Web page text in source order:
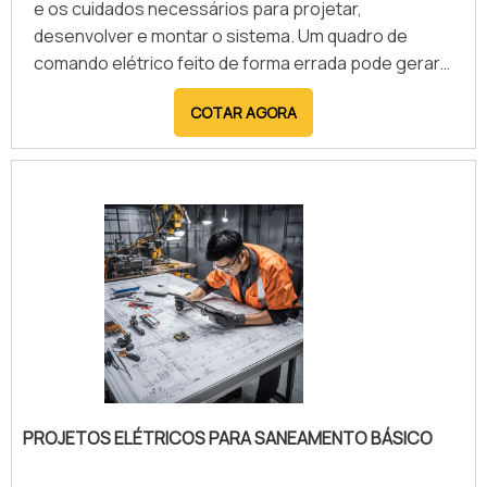
e os cuidados necessários para projetar,
desenvolver e montar o sistema. Um quadro de
comando elétrico feito de forma errada pode gerar
acidentes graves. Uma empresa experiente deve
ser formada por profissionais com expertise, para
garantir que os serviços e produtos de automação
qualidade. Informações gerais deste serviçoAs
normas reguladoras são de .
COTAR AGORA
PROJETOS ELÉTRICOS PARA SANEAMENTO BÁSICO